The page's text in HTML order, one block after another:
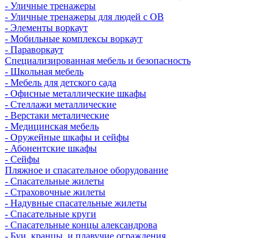
- Уличные тренажеры
- Уличные тренажеры для людей с ОВ
- Элементы воркаут
- Мобильные комплексы воркаут
- Параворкаут
Cпециализированная мебель и безопасность
- Школьная мебель
- Мебель для детского сада
- Офисные металлические шкафы
- Стеллажи металлические
- Верстаки металические
- Медицинская мебель
- Оружейные шкафы и сейфы
- Абонентские шкафы
- Сейфы
Пляжное и спасательное оборудование
- Спасательные жилеты
- Страховочные жилеты
- Надувные спасательные жилеты
- Спасательные круги
- Спасательные концы александрова
- Буи, кранцы, и плавучие ограждения